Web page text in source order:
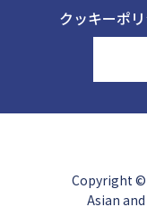
クッキーポ
Copyright
Asian